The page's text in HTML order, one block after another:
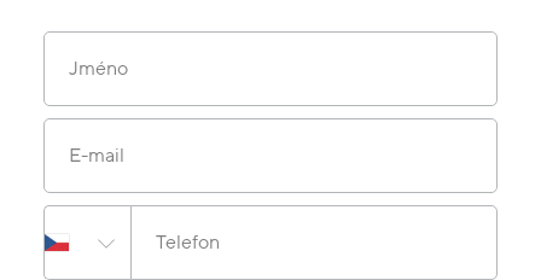
Jméno
E-mail
Telefon